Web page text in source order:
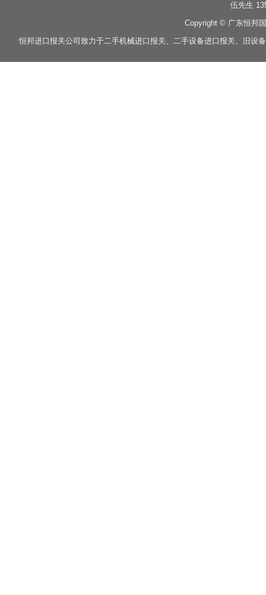
伍先生
Copyright © 广东恒邦
恒邦进口报关公司致力于二手机械进口报关、 二手设备进口报关、 旧设